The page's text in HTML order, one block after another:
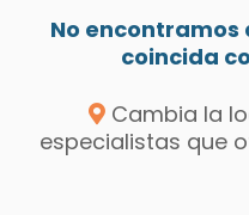
No encontramos
coincida
Cambia la
especialistas que